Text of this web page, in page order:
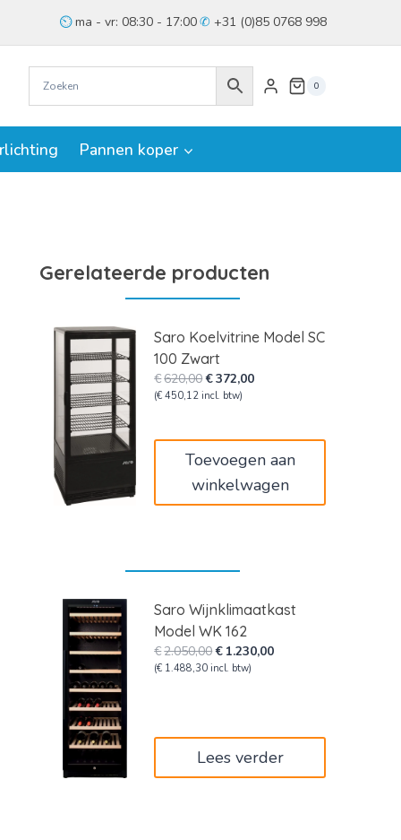
ma - vr: 08:30 - 17:00 +31 (0)85 0768 998
0
Pannen koper
Gerelateerde producten
Saro Koelvitrine Model SC
100 Zwart
€620,00Oorspronkelijke
prijs
€372,00Huidige
(€ 450,12 incl. btw)
Toevoegen aan
winkelwagen
Saro Wijnklimaatkast
Model WK 162
€2.050,00Oorspronkelijke
prijs
€ 1.230,00Huidige
(€ 1.488,30 incl. btw)
Lees verder